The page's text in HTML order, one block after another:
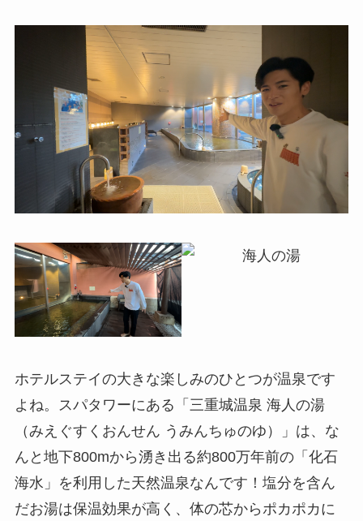
ホテルステイの大きな楽しみのひとつが温泉です
よね。スパタワーにある「三重城温泉 海人の湯
（みえぐすくおんせん うみんちゅのゆ）」は、な
んと地下800mから湧き出る約800万年前の「化石
海水」を利用した天然温泉なんです！塩分を含ん
だお湯は保温効果が高く、体の芯からポカポカに